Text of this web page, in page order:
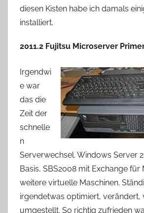
diesen Kisten habe ich damals
installiert.
2011.2 Fujitsu Microserver
Irgendwi
e war
das die
Zeit der
schnelle
n
Serverwechsel. Windows Server
Basis, SBS2008 mit Exchange für
weitere virtuelle Maschinen.
irgendetwas optimiert, verändert,
umgestellt. So richtig zufrieden